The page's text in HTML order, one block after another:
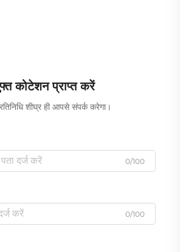
कोटेशन प्राप्त करें
शीघ्र ही आपसे संपर्क करेगा।
0/100
0/100